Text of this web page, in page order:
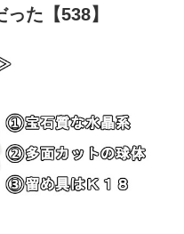
た【538】